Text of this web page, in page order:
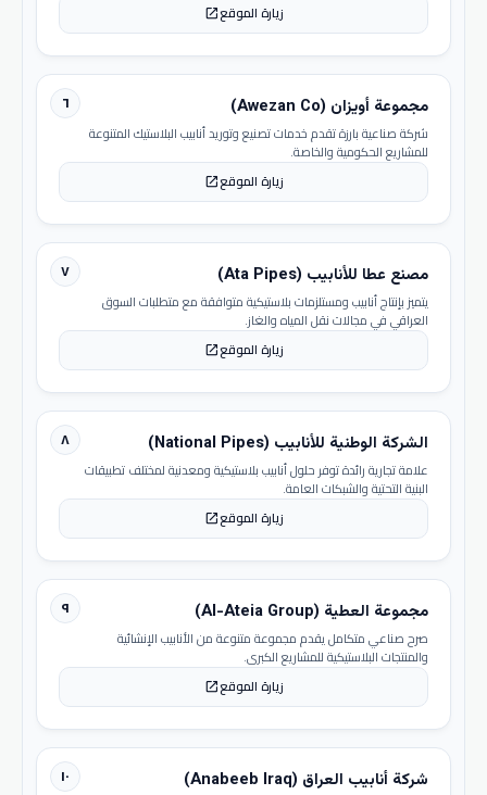
زيارة الموقعopen_in_new
٦ مجموعة أويزان (Awezan Co)
شركة صناعية بارزة تقدم خدمات تصنيع وتوريد أنابيب البلاستيك المتنوعة
للمشاريع الحكومية والخاصة.
زيارة الموقعopen_in_new
٧ مصنع عطا للأنابيب (Ata Pipes)
يتميز بإنتاج أنابيب ومستلزمات بلاستيكية متوافقة مع متطلبات السوق
العراقي في مجالات نقل المياه والغاز.
زيارة الموقعopen_in_new
٨ الشركة الوطنية للأنابيب (National Pipes)
علامة تجارية رائدة توفر حلول أنابيب بلاستيكية ومعدنية لمختلف تطبيقات
البنية التحتية والشبكات العامة.
زيارة الموقعopen_in_new
٩ مجموعة العطية (Al-Ateia Group)
صرح صناعي متكامل يقدم مجموعة متنوعة من الأنابيب الإنشائية
والمنتجات البلاستيكية للمشاريع الكبرى.
زيارة الموقعopen_in_new
١٠ شركة أنابيب العراق (Anabeeb Iraq)